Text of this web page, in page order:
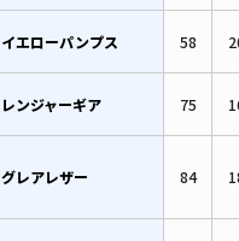
イエローパンプス 58
レンジャーギア 75
グレアレザー 84